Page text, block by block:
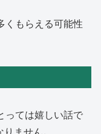
くもらえる可能性
っては嬉しい話で
ません。